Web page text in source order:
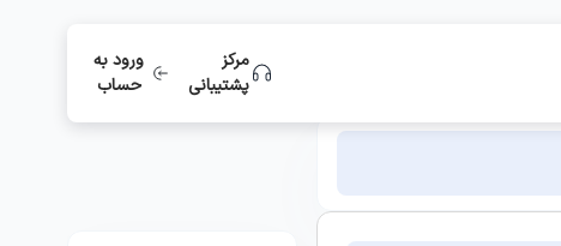
مرکز
پشتیبانی
ورود به
حساب